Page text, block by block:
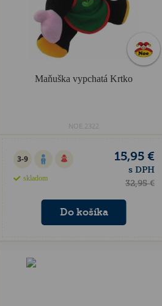
Maňuška vypchatá Krtko
NOE.2322
3-9
skladom
15,95 €
s DPH
32,95 €